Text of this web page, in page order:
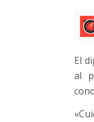
El
al